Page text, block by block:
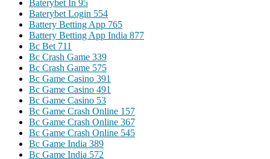
Baterybet In 95
Baterybet Login 554
Battery Betting App 765
Battery Betting App India 877
Bc Bet 711
Bc Crash Game 339
Bc Crash Game 575
Bc Game Casino 391
Bc Game Casino 491
Bc Game Casino 53
Bc Game Crash Online 157
Bc Game Crash Online 367
Bc Game Crash Online 545
Bc Game India 389
Bc Game India 572